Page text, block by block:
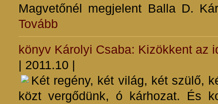
Magvetőnél megjelent Balla D.
Tovább
könyv Károlyi Csaba: Kizökkent az
| 2011.10 |
Két regény, két világ, két szülő,
közt vergődünk, ó kárhozat. És